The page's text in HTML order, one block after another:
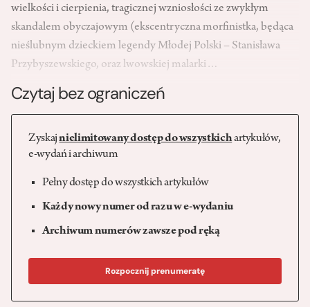
wielkości i cierpienia, tragicznej wzniosłości ze zwykłym
skandalem obyczajowym (ekscentryczna morfinistka, będąca
nieślubnym dzieckiem legendy Młodej Polski – Stanisława
Przybyszewskiego, oraz lwowskiej malarki…
Czytaj bez ograniczeń
Zyskajnielimitowany dostęp do wszystkichartykułów,
e-wydań i archiwum
Pełny dostęp do wszystkich artykułów
Każdy nowy numer od razu w e-wydaniu
Archiwum numerów zawsze pod ręką
Rozpocznij prenumeratę